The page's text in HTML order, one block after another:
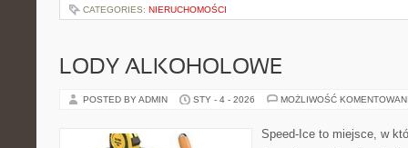
CATEGORIES: NIERUCHOMOŚCI
LODY ALKOHOLOWE
POSTED BY ADMIN STY - 4 - 2026 MOŻLIWOŚĆ
Speed-Ice to miejsce, w